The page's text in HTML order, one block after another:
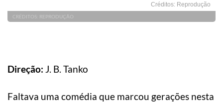
Créditos: Reprodução
CRÉDITOS: REPRODUÇÃO
Direção: J. B. Tanko
Faltava uma comédia que marcou gerações nesta